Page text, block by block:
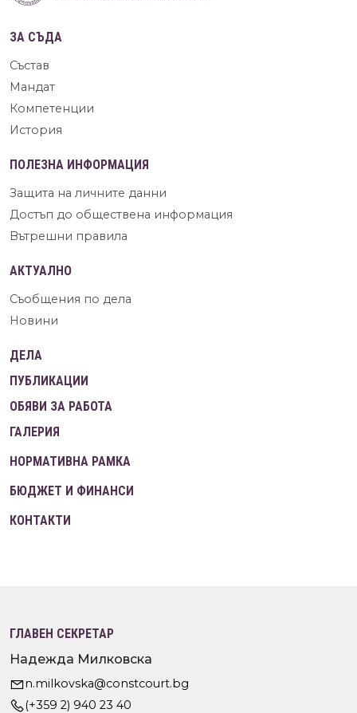
ЗА СЪДА
Състав
Мандат
Компетенции
История
ПОЛЕЗНА ИНФОРМАЦИЯ
Защита на личните данни
Достъп до обществена информация
Вътрешни правила
АКТУАЛНО
Съобщения по дела
Новини
ДЕЛА
ПУБЛИКАЦИИ
ОБЯВИ ЗА РАБОТА
ГАЛЕРИЯ
НОРМАТИВНА РАМКА
БЮДЖЕТ И ФИНАНСИ
КОНТАКТИ
ГЛАВЕН СЕКРЕТАР
Надежда Милковска
n.milkovska@constcourt.bg
(+359 2) 940 23 40